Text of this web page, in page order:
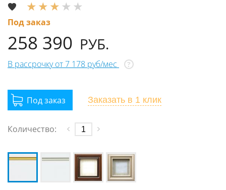
Под заказ
258 390 РУБ.
В рассрочку от 7 178 руб/мес ?
Заказать в 1 клик
Количество: